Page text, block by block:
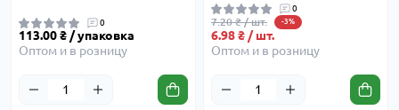
0
113.00 ₴ / упаковка
Оптом и в розницу
0
7.20 ₴ / шт. -3%
6.98 ₴ / шт.
Оптом и в розницу